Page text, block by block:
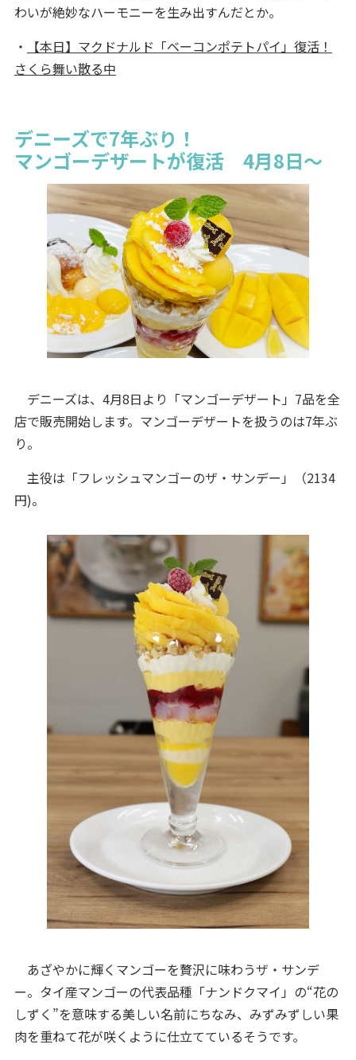
わいが絶妙なハーモニーを生み出すんだとか。
・
【本日】マクドナルド「ベーコンポテトパイ」復活！
さくら舞い散る中
デニーズで7年ぶり！
マンゴーデザートが復活 4月8日～
デニーズは、4月8日より「マンゴーデザート」7品を全
店で販売開始します。マンゴーデザートを扱うのは7年ぶ
り。
主役は「フレッシュマンゴーのザ・サンデー」（2134
円)。
あざやかに輝くマンゴーを贅沢に味わうザ・サンデ
ー。タイ産マンゴーの代表品種「ナンドクマイ」の“花の
しずく”を意味する美しい名前にちなみ、みずみずしい果
肉を重ねて花が咲くように仕立てているそうです。